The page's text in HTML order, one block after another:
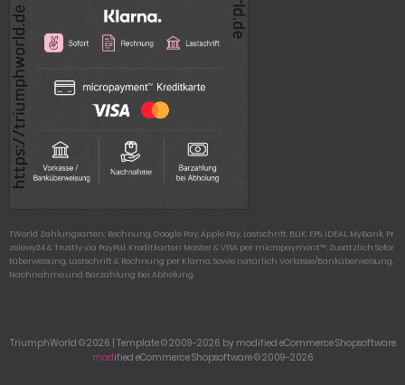
TWorld Zahlungsarten: Rechnung, Google Pay, Apple Pay, Lastschrift, BLIK, EPS, iDEAL, MyBank, Pr
zelewy24 & Trustly via PayPal. Kreditkarten Master & VISA per micropayment™. Zusätzlich Sofor
tüberweisung, Lastschrift & Rechnung per Klarna. Sowie natürlich Vorkasse/Banküberweisung,
Nachnahme und Barzahlung bei Abholung.
TriumphWorld © 2026 | Template © 2009-2026 by modified eCommerce Shopsoftware
modified eCommerce Shopsoftware © 2009-2026